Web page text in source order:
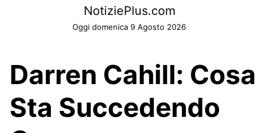
NotiziePlus.com
Oggi domenica 9 Agosto 2026
Darren Cahill: Cosa
Sta Succedendo